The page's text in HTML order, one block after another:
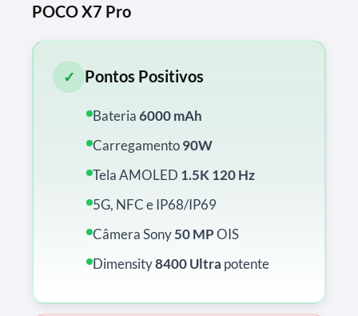
POCO X7 Pro
✓ Pontos Positivos
Bateria6000 mAh
Carregamento90W
Tela AMOLED 1.5K 120 Hz
5G, NFC e IP68/IP69
Câmera Sony50 MPOIS
Dimensity8400 Ultra potente